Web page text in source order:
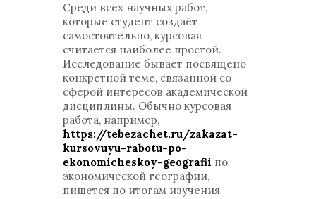
Среди всех научных работ,
которые студент создаёт
самостоятельно, курсовая
считается наиболее простой.
Исследование бывает посвящено
конкретной теме, связанной со
сферой интересов академической
дисциплины. Обычно курсовая
работа, например,
https://tebezachet.ru/zakazat-
kursovuyu-rabotu-po-
ekonomicheskoy-geografii по
экономической географии,
пишется по итогам изучения